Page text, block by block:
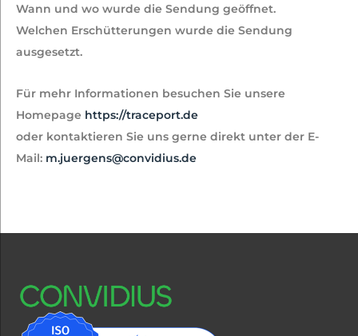
Wann und wo wurde die Sendung geöffnet.
Welchen Erschütterungen wurde die Sendung
ausgesetzt.
Für mehr Informationen besuchen Sie unsere
Homepage https://traceport.de
oder kontaktieren Sie uns gerne direkt unter der E-
Mail: m.juergens@convidius.de